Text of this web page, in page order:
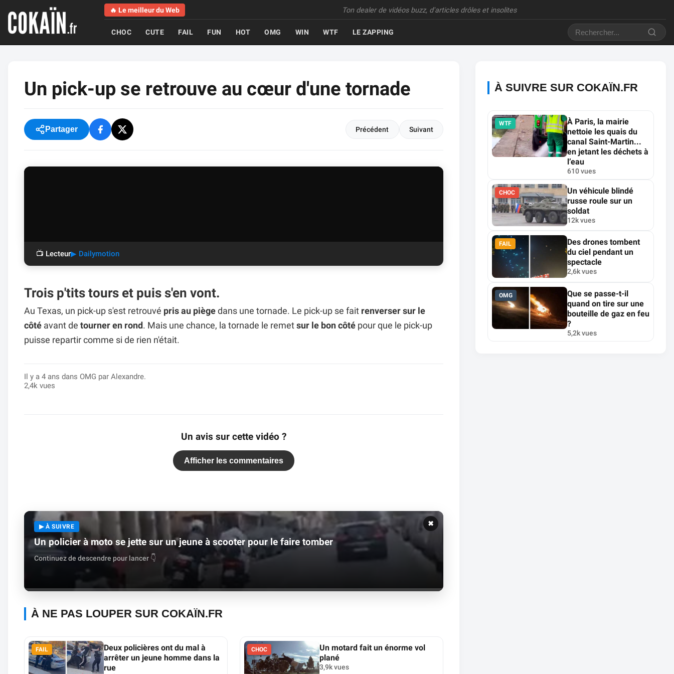
🔥 Le meilleur du Web Ton dealer de vidéos buzz, d'articles drôles et insolites
CHOC CUTE FAIL FUN HOT OMG WIN WTF LE ZAPPING
Un pick-up se retrouve au cœur d'une tornade
Partager Précédent Suivant
📺 Lecteur▶ Dailymotion
Trois p'tits tours et puis s'en vont.
Au Texas, un pick-up s'est retrouvé pris au piège dans une tornade. Le pick-up se fait renverser sur le
côté avant de tourner en rond . Mais une chance, la tornade le remet sur le bon côté pour que le pick-up
puisse repartir comme si de rien n'était.
Il y a 4 ans dans OMG par Alexandre.
2,4k vues
Un avis sur cette vidéo ?
Afficher les commentaires
✖
▶ À SUIVRE
Un policier à moto se jette sur un jeune à scooter pour le faire tomber
Continuez de descendre pour lancer 👇
À NE PAS LOUPER SUR COKAÏN.FR
FAIL
Deux policières ont du mal à
arrêter un jeune homme dans la
rue
CHOC
Un motard fait un énorme vol
plané
3,9k vues
À SUIVRE SUR COKAÏN.FR
WTF
À Paris, la mairie
nettoie les quais du
canal Saint-Martin...
en jetant les déchets à
l’eau
610 vues
CHOC
Un véhicule blindé
russe roule sur un
soldat
12k vues
FAIL
Des drones tombent
du ciel pendant un
spectacle
2,6k vues
OMG
Que se passe-t-il
quand on tire sur une
bouteille de gaz en feu
?
5,2k vues